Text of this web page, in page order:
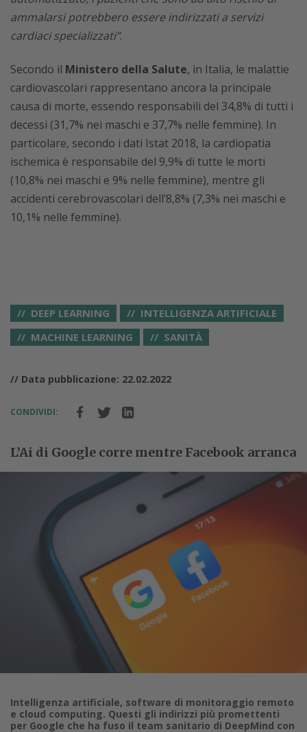
ammalarsi potrebbero essere indirizzati a servizi
cardiaci specializzati”.
Secondo il Ministero della Salute, in Italia, le malattie
cardiovascolari rappresentano ancora la principale
causa di morte, essendo responsabili del 34,8% di tutti i
decessi (31,7% nei maschi e 37,7% nelle femmine). In
particolare, secondo i dati Istat 2018, la cardiopatia
ischemica è responsabile del 9,9% di tutte le morti
(10,8% nei maschi e 9% nelle femmine), mentre gli
accidenti cerebrovascolari dell’8,8% (7,3% nei maschi e
10,1% nelle femmine).
DEEP LEARNING
INTELLIGENZA ARTIFICIALE
MACHINE LEARNING
SANITÀ
// Data pubblicazione: 22.02.2022
CONDIVIDI:
L’Ai di Google corre mentre Facebook arranca
Intelligenza artificiale, software di monitoraggio remoto
e cloud computing. Questi gli indirizzi più promettenti
per Google che ha fuso il team sanitario di DeepMind con